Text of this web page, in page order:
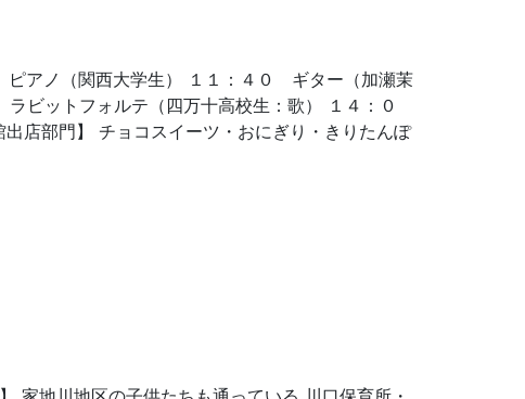
アノ（関西大学生） １１：４０ ギター（加瀬茉
ビットフォルテ（四万十高校生：歌） １４：０
部門】 チョコスイーツ・おにぎり・きりたんぽ